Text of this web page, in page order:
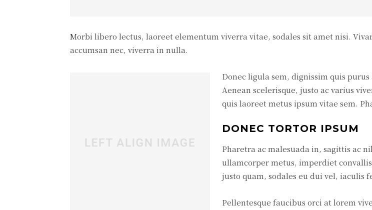
Morbi libero lectus, laoreet elementum viverra vitae, sodales sit amet nisi.
accumsan nec, viverra in nulla.
Donec ligula sem, dignissim quis
Aenean scelerisque, justo ac varius
quis laoreet metus ipsum vitae sem.
DONEC TORTOR IPSUM
Pharetra ac malesuada in, sagittis ac
ullamcorper metus, imperdiet
justo quam, sodales eu dui vel, iaculis
Pellentesque faucibus orci at lorem